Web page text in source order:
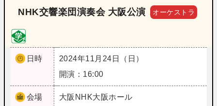
NHK交響楽団演奏会 大阪公演 オーケストラ
日時
2024年11月24日（日）
開演：16:00
会場 大阪 NHK大阪ホール